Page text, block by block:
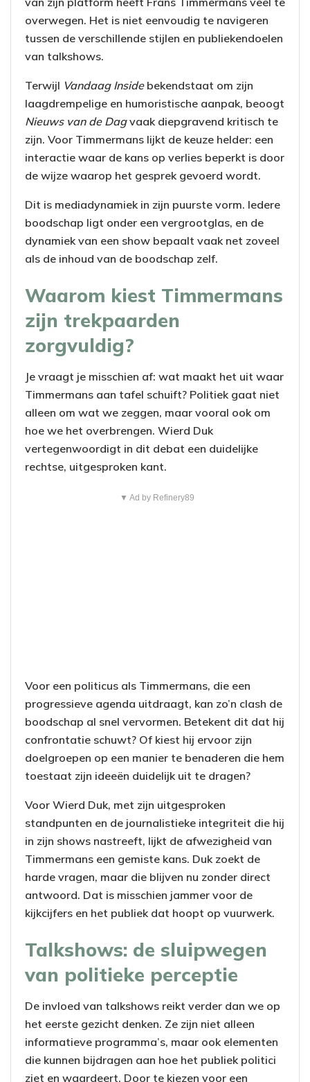
overwegen. Het is niet eenvoudig te navigeren
tussen de verschillende stijlen en publiekendoelen
van talkshows.
Terwijl Vandaag Insidebekendstaat om zijn
laagdrempelige en humoristische aanpak, beoogt
Nieuws van de Dagvaak diepgravend kritisch te
zijn. Voor Timmermans lijkt de keuze helder: een
interactie waar de kans op verlies beperkt is door
de wijze waarop het gesprek gevoerd wordt.
Dit is mediadynamiek in zijn puurste vorm. Iedere
boodschap ligt onder een vergrootglas, en de
dynamiek van een show bepaalt vaak net zoveel
als de inhoud van de boodschap zelf.
Waarom kiest Timmermans
zijn trekpaarden
zorgvuldig?
Je vraagt je misschien af: wat maakt het uit waar
Timmermans aan tafel schuift? Politiek gaat niet
alleen om wat we zeggen, maar vooral ook om
hoe we het overbrengen. Wierd Duk
vertegenwoordigt in dit debat een duidelijke
rechtse, uitgesproken kant.
▼ Ad by Refinery89
Voor een politicus als Timmermans, die een
progressieve agenda uitdraagt, kan zo’n clash de
boodschap al snel vervormen. Betekent dit dat hij
confrontatie schuwt? Of kiest hij ervoor zijn
doelgroepen op een manier te benaderen die hem
toestaat zijn ideeën duidelijk uit te dragen?
Voor Wierd Duk, met zijn uitgesproken
standpunten en de journalistieke integriteit die hij
in zijn shows nastreeft, lijkt de afwezigheid van
Timmermans een gemiste kans. Duk zoekt de
harde vragen, maar die blijven nu zonder direct
antwoord. Dat is misschien jammer voor de
kijkcijfers en het publiek dat hoopt op vuurwerk.
Talkshows: de sluipwegen
van politieke perceptie
De invloed van talkshows reikt verder dan we op
het eerste gezicht denken. Ze zijn niet alleen
informatieve programma’s, maar ook elementen
die kunnen bijdragen aan hoe het publiek politici
ziet en waardeert. Door te kiezen voor een